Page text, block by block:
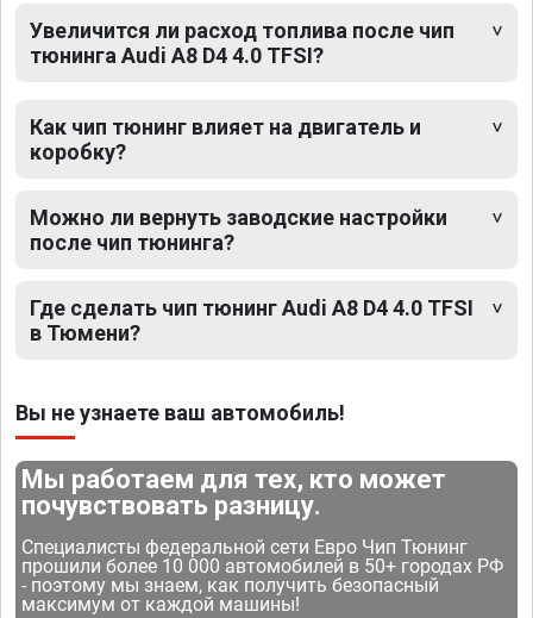
Увеличится ли расход топлива после чип
тюнинга Audi A8 D4 4.0 TFSI?
Как чип тюнинг влияет на двигатель и
коробку?
Можно ли вернуть заводские настройки
после чип тюнинга?
Где сделать чип тюнинг Audi A8 D4 4.0 TFSI
в Тюмени?
Вы не узнаете ваш автомобиль!
Мы работаем для тех, кто может
почувствовать разницу.
Специалисты федеральной сети Евро Чип Тюнинг
прошили более 10 000 автомобилей в 50+ городах РФ
- поэтому мы знаем, как получить безопасный
максимум от каждой машины!